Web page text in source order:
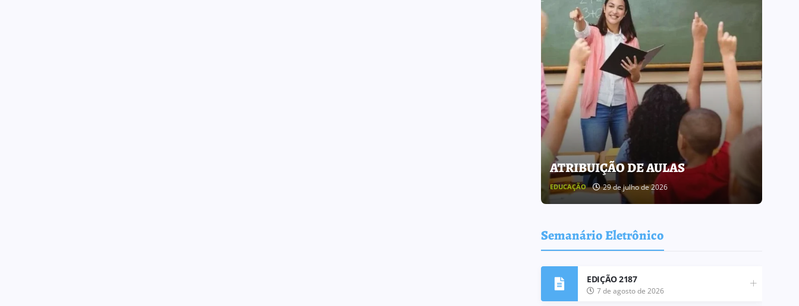
ATRIBUIÇÃO DE AULAS
EDUCAÇÃO 29 de julho de 2026
Semanário Eletrônico
EDIÇÃO 2187
7 de agosto de 2026